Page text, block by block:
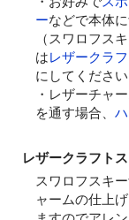
ーなどで本体
（スワロフス
はレザークラ
にしてください
・レザーチャ
を通す場合、
レザークラフト
スワロフスキ
ャームの仕上